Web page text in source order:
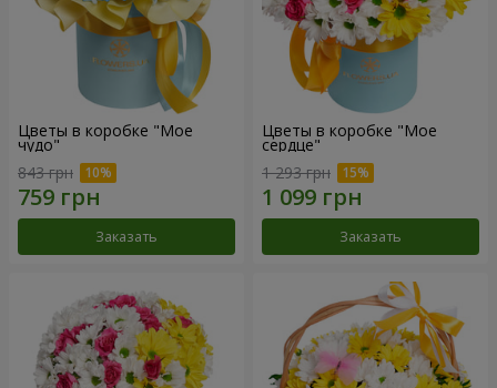
Цветы в коробке "Мое
чудо"
843 грн
Заказать
Цветы в коробке "Мое
сердце"
1 293 грн
Заказать